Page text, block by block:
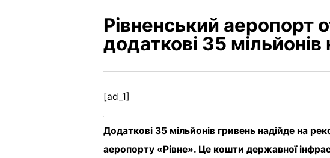
Рівненський аеропорт
додаткові 35
[ad_1]
Додаткові 35 мільйонів гривень надійде на
аеропорту «Рівне». Це кошти державної